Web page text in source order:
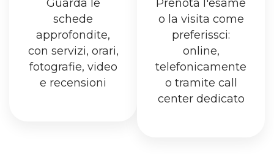
Guarda le
schede
approfondite,
con servizi, orari,
fotografie, video
e recensioni
Prenota l'esame
o la visita come
preferissci:
online,
telefonicamente
o tramite call
center dedicato